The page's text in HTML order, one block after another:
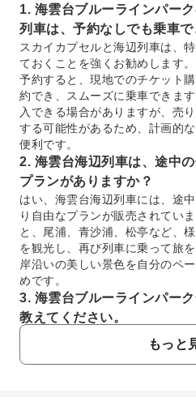
1. 海雲台ブルーラインパー
列車は、予約なしでも乗車で
スカイカプセルと海辺列車は、
ておくことを強くお勧めします
予約すると、現地でのチケット
約でき、スムーズに乗車できま
入できる場合がありますが、売
する可能性があるため、計画的
便利です。
2. 海雲台海辺列車は、途中
プランがありますか？
はい、海雲台海辺列車には、途
り自由なプランが販売されてい
と、尾浦、青沙浦、松亭など、
を観光し、再び列車に乗って旅
岸沿いの美しい景色を自分のペ
めです。
3. 海雲台ブルーラインパー
教えてください。
海雲台ブルーラインパークでは
のそれぞれに異なる料金体系が
プセルは通常、区間指定のチケ
もっと